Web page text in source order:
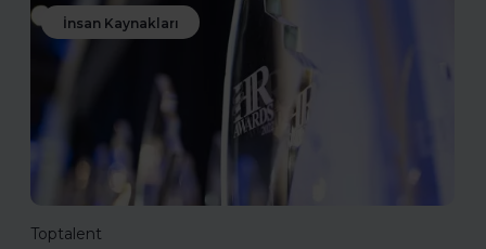
İnsan Kaynakları
Toptalent